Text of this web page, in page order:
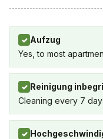
✓ Aufzug
Yes, to most
✓ Reinigung
Cleaning every 7
✓